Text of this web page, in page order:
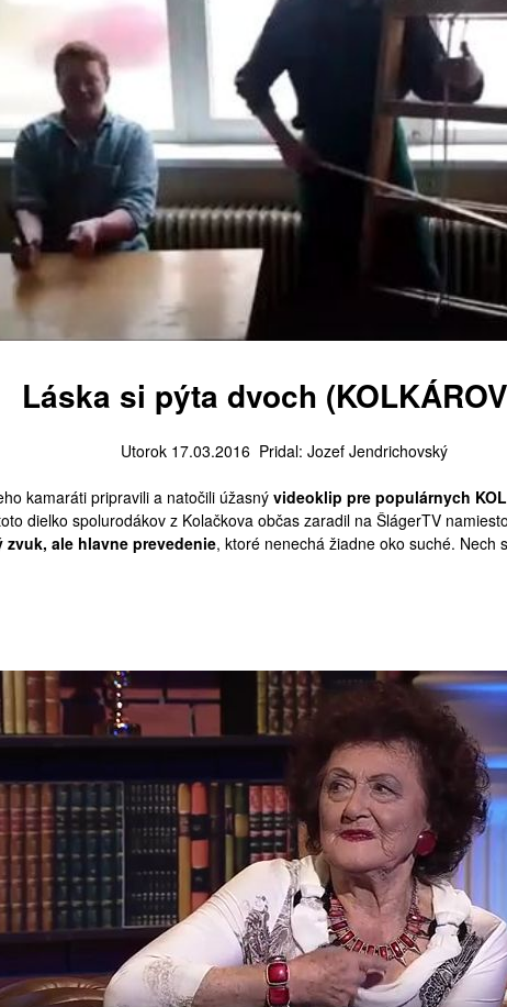
Láska si pýta dvoch
Utorok 17.03.2016 Pridal: Jozef Jendrichovský
kamaráti pripravili a natočili úžasný videoklip pre populárnych
dielko spolurodákov z Kolačkova občas zaradil na ŠlágerTV
ale hlavne prevedenie, ktoré nenechá žiadne oko suché. Nech